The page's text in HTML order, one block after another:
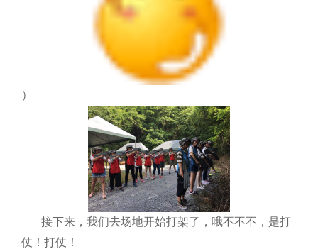
）
接下来，我们去场地开始打架了，哦不不不，是打
仗！打仗！